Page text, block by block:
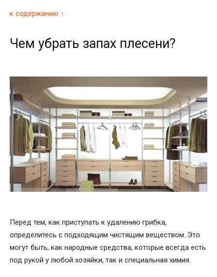
к содержанию ↑
Чем убрать запах плесени?
Перед тем, как приступать к удалению грибка,
определитесь с подходящим чистящим веществом. Это
могут быть, как народные средства, которые всегда есть
под рукой у любой хозяйки, так и специальная химия.